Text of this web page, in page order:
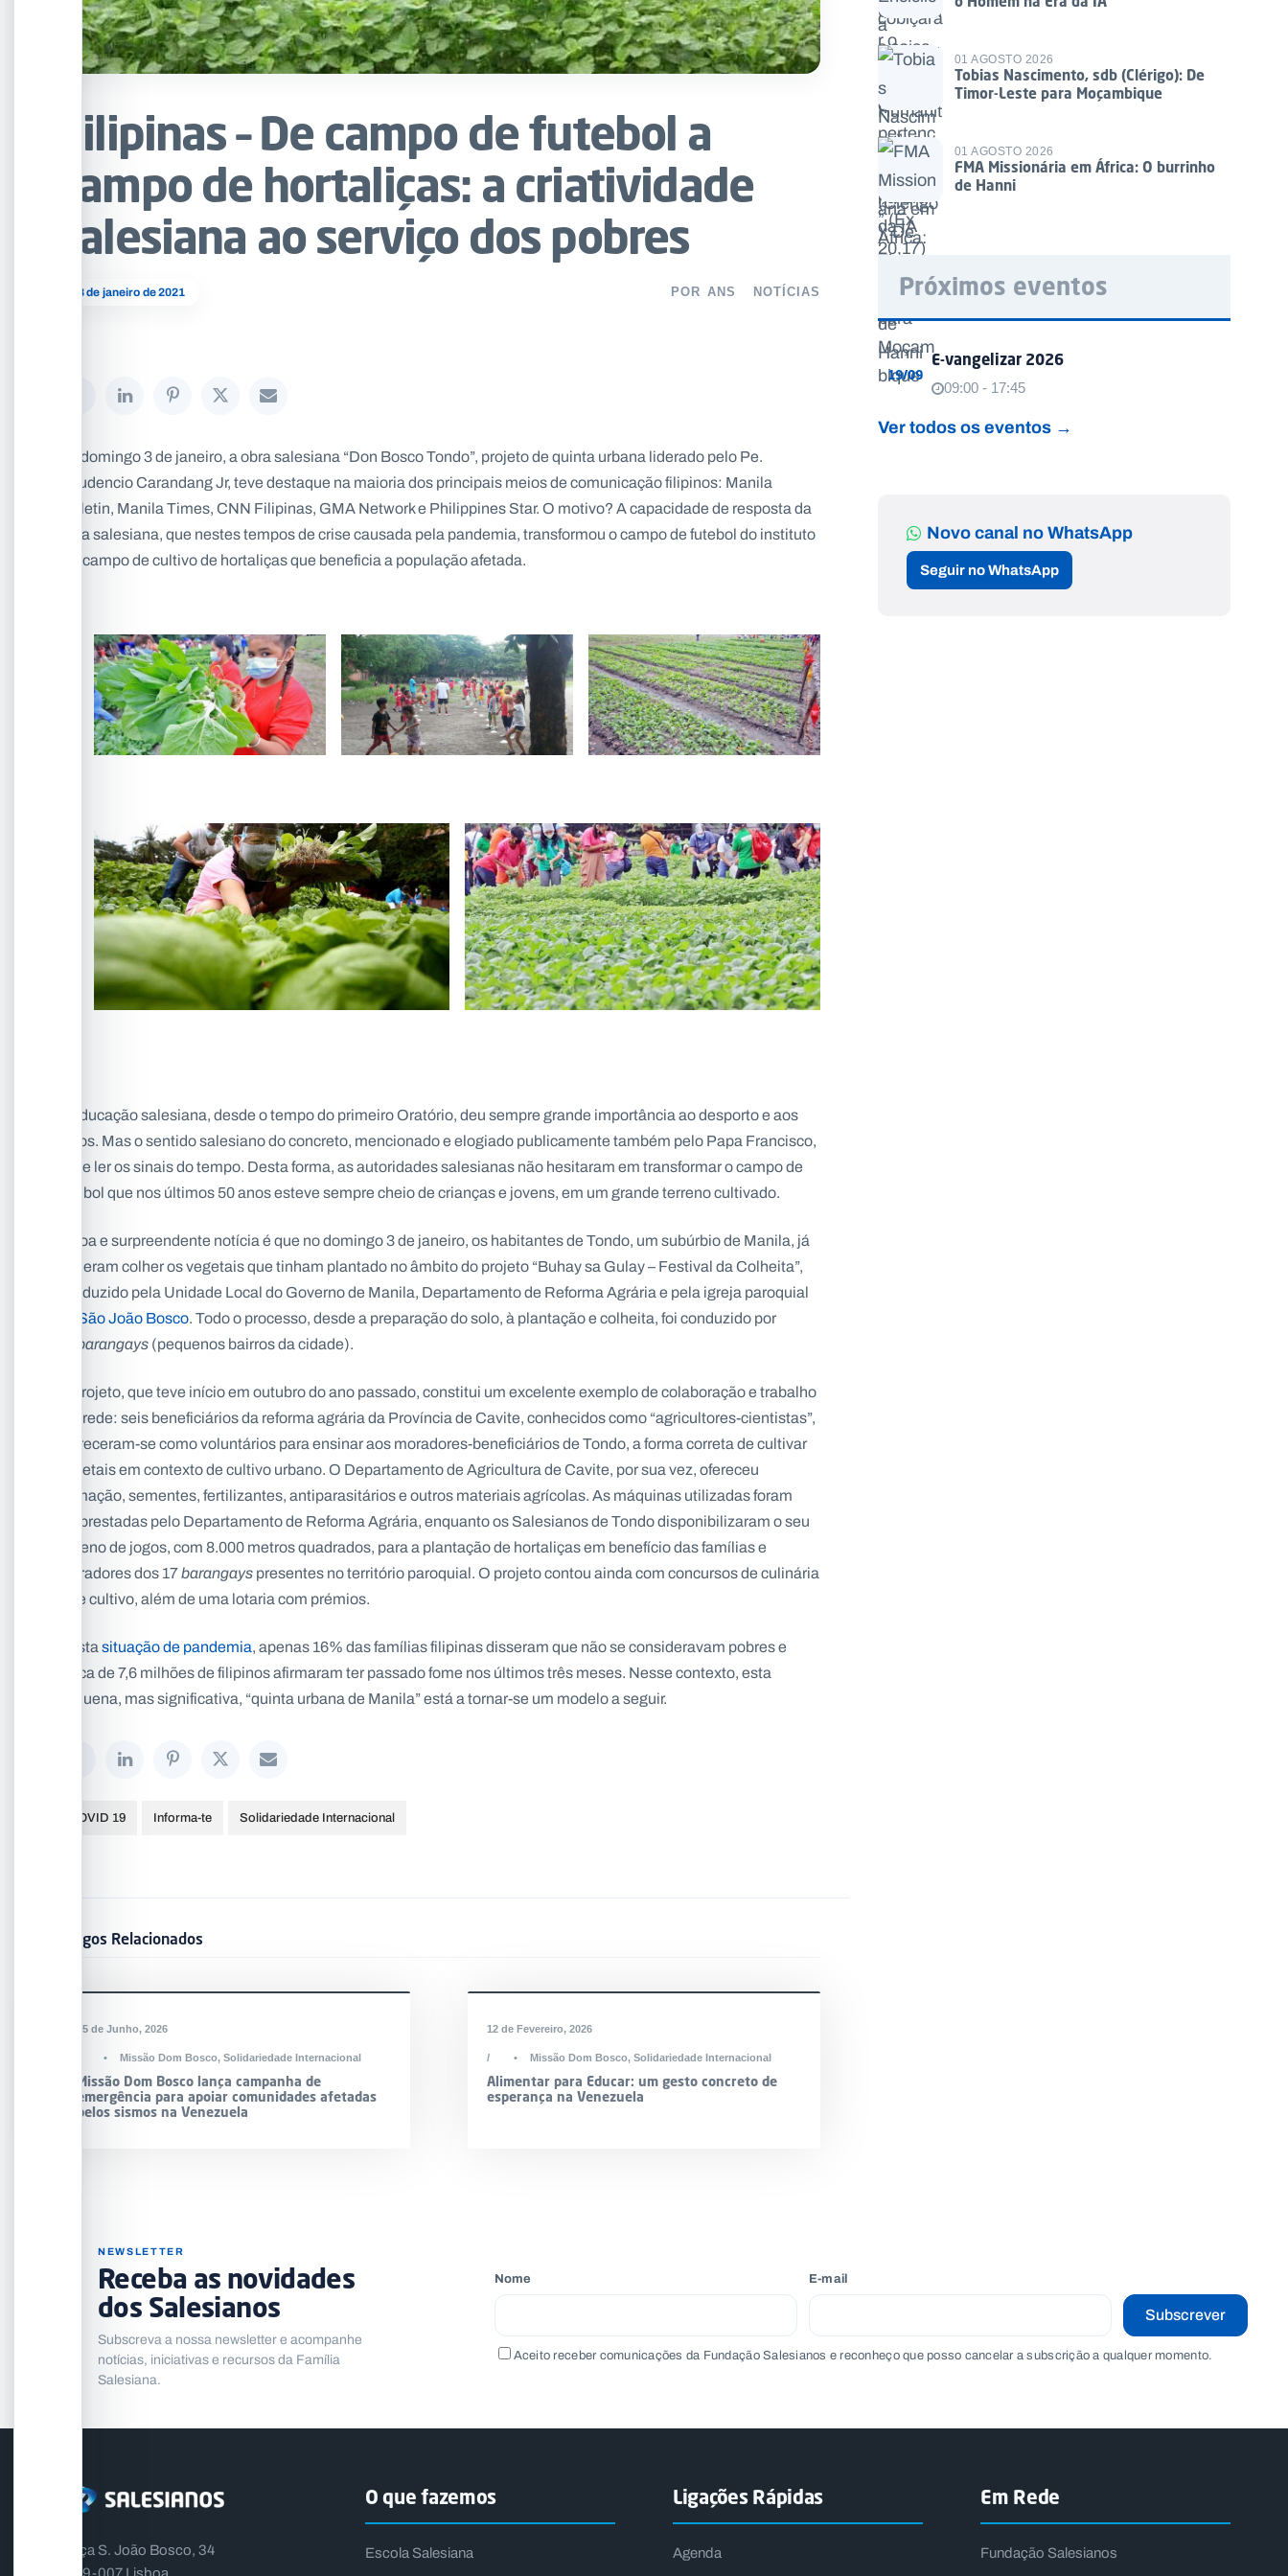
18 de janeiro de 2021
Filipinas – De campo de futebol a
campo de hortaliças: a criatividade
salesiana ao serviço dos pobres
POR ANS NOTÍCIAS
No domingo 3 de janeiro, a obra salesiana “Don Bosco Tondo”, projeto de quinta urbana liderado pelo Pe.
Gaudencio Carandang Jr, teve destaque na maioria dos principais meios de comunicação filipinos: Manila
Bulletin, Manila Times, CNN Filipinas, GMA Network e Philippines Star. O motivo? A capacidade de resposta da
casa salesiana, que nestes tempos de crise causada pela pandemia, transformou o campo de futebol do instituto
em campo de cultivo de hortaliças que beneficia a população afetada.
A educação salesiana, desde o tempo do primeiro Oratório, deu sempre grande importância ao desporto e aos
jogos. Mas o sentido salesiano do concreto, mencionado e elogiado publicamente também pelo Papa Francisco,
sabe ler os sinais do tempo. Desta forma, as autoridades salesianas não hesitaram em transformar o campo de
futebol que nos últimos 50 anos esteve sempre cheio de crianças e jovens, em um grande terreno cultivado.
A boa e surpreendente notícia é que no domingo 3 de janeiro, os habitantes de Tondo, um subúrbio de Manila, já
puderam colher os vegetais que tinham plantado no âmbito do projeto “Buhay sa Gulay – Festival da Colheita”,
conduzido pela Unidade Local do Governo de Manila, Departamento de Reforma Agrária e pela igreja paroquial
São João Bosco. Todo o processo, desde a preparação do solo, à plantação e colheita, foi conduzido por
barangays(pequenos bairros da cidade).
O projeto, que teve início em outubro do ano passado, constitui um excelente exemplo de colaboração e trabalho
em rede: seis beneficiários da reforma agrária da Província de Cavite, conhecidos como “agricultores-cientistas”,
ofereceram-se como voluntários para ensinar aos moradores-beneficiários de Tondo, a forma correta de cultivar
vegetais em contexto de cultivo urbano. O Departamento de Agricultura de Cavite, por sua vez, ofereceu
formação, sementes, fertilizantes, antiparasitários e outros materiais agrícolas. As máquinas utilizadas foram
emprestadas pelo Departamento de Reforma Agrária, enquanto os Salesianos de Tondo disponibilizaram o seu
terreno de jogos, com 8.000 metros quadrados, para a plantação de hortaliças em benefício das famílias e
moradores dos 17barangayspresentes no território paroquial. O projeto contou ainda com concursos de culinária
e de cultivo, além de uma lotaria com prémios.
Nestasituação de pandemia, apenas 16% das famílias filipinas disseram que não se consideravam pobres e
cerca de 7,6 milhões de filipinos afirmaram ter passado fome nos últimos três meses. Nesse contexto, esta
pequena, mas significativa, “quinta urbana de Manila” está a tornar-se um modelo a seguir.
COVID 19 Informa-te Solidariedade Internacional
Artigos Relacionados
DESTAQUE
25 de Junho, 2026
• Missão Dom Bosco, Solidariedade Internacional
Missão Dom Bosco lança campanha de
emergência para apoiar comunidades afetadas
pelos sismos na Venezuela
12 de Fevereiro, 2026
• Missão Dom Bosco, Solidariedade Internacional
Alimentar para Educar: um gesto concreto de
esperança na Venezuela
01 AGOSTO 2026
Tobias Nascimento, sdb (Clérigo): De
Timor-Leste para Moçambique
01 AGOSTO 2026
FMA Missionária em África: O burrinho
de Hanni
Próximos eventos
19/09
E-vangelizar 2026
09:00 - 17:45
Ver todos os eventos →
Novo canal no WhatsApp
Seguir no WhatsApp
NEWSLETTER
Receba as novidades
dos Salesianos
Subscreva a nossa newsletter e acompanhe
notícias, iniciativas e recursos da Família
Salesiana.
Nome E-mail
Aceito receber comunicações da Fundação Salesianos e reconheço que posso cancelar a subscrição a qualquer momento.
Subscrever
Praça S. João Bosco, 34
O que fazemos
Escola Salesiana
Ligações Rápidas
Agenda
Em Rede
Fundação Salesianos